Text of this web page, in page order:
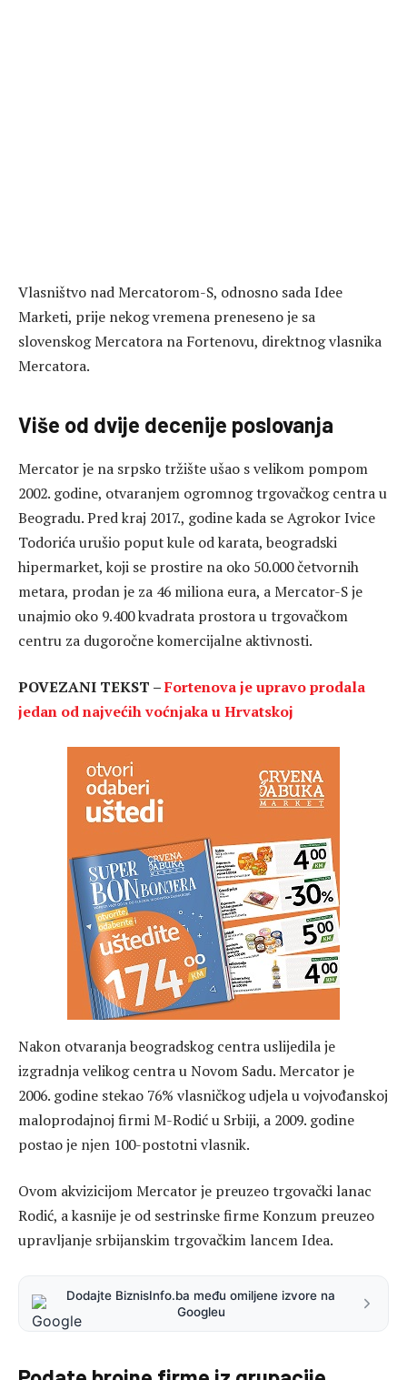
Vlasništvo nad Mercatorom-S, odnosno sada Idee
Marketi, prije nekog vremena preneseno je sa
slovenskog Mercatora na Fortenovu, direktnog vlasnika
Mercatora.
Više od dvije decenije poslovanja
Mercator je na srpsko tržište ušao s velikom pompom
2002. godine, otvaranjem ogromnog trgovačkog centra u
Beogradu. Pred kraj 2017., godine kada se Agrokor Ivice
Todorića urušio poput kule od karata, beogradski
hipermarket, koji se prostire na oko 50.000 četvornih
metara, prodan je za 46 miliona eura, a Mercator-S je
unajmio oko 9.400 kvadrata prostora u trgovačkom
centru za dugoročne komercijalne aktivnosti.
POVEZANI TEKST –Fortenova je upravo prodala
jedan od najvećih voćnjaka u Hrvatskoj
Nakon otvaranja beogradskog centra uslijedila je
izgradnja velikog centra u Novom Sadu. Mercator je
2006. godine stekao 76% vlasničkog udjela u vojvođanskoj
maloprodajnoj firmi M-Rodić u Srbiji, a 2009. godine
postao je njen 100-postotni vlasnik.
Ovom akvizicijom Mercator je preuzeo trgovački lanac
Rodić, a kasnije je od sestrinske firme Konzum preuzeo
upravljanje srbijanskim trgovačkim lancem Idea.
Dodajte BiznisInfo.ba među omiljene izvore na
Googleu